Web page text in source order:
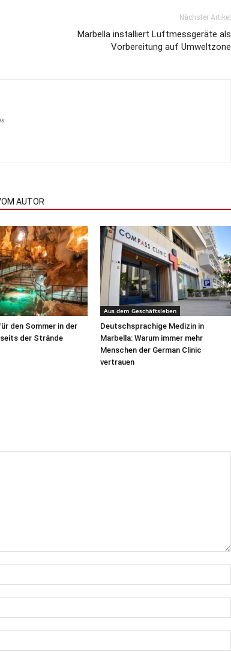
Nächster Artikel
Marbella installiert Luftmessgeräte als
Vorbereitung auf Umweltzone
AUTOR
den Sommer in der
der Strände
Aus dem Geschäftsleben
Deutschsprachige Medizin in
Marbella: Warum immer mehr
Menschen der German Clinic
vertrauen